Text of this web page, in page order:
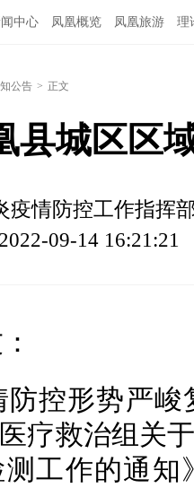
中心 凤凰概览 凤凰旅游 理
公告 > 正文
县城区区
疫情防控工作指挥
2022-09-14 16:21:21
防控形势严
疗救治组关
工作的通知